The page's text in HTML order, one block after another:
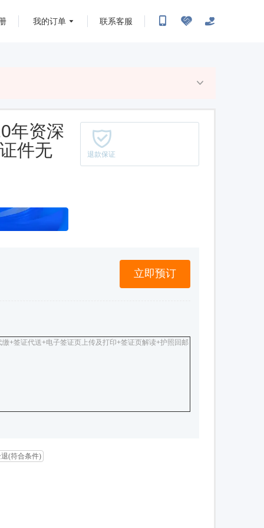
我的订单 联系客服
年资深
件无
退款保证
立即预订
+签证代送+电子签证页上传及打印+签证页解读+护照回邮
(符合条件)